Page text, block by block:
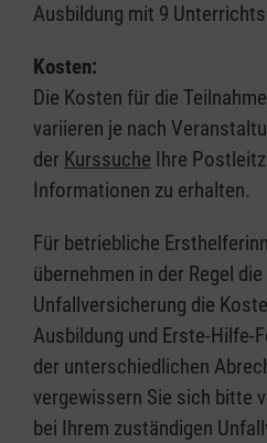
Ausbildung mit 9
Kosten:
Die Kosten für die
variieren je nach
der Kurssuche Ihre
Informationen zu erhalten.
Für betriebliche
übernehmen in der Regel
Unfallversicherung die
Ausbildung und Erste-Hilfe-
der unterschiedlichen
vergewissern Sie sich bitte
bei Ihrem zuständigen